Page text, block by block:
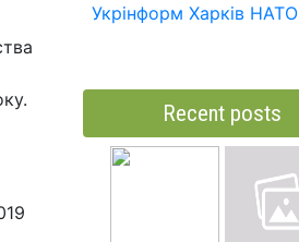
Укрінформ Харків НАТО
Recent posts